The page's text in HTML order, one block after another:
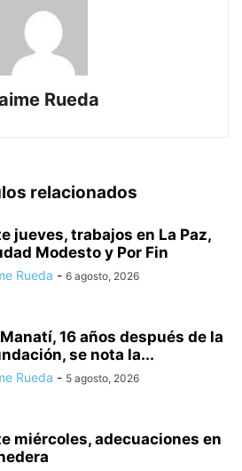
Rueda
relacionados
jueves, trabajos en La Paz,
Modesto y Por Fin
Rueda - 6 agosto, 2026
16 años después de la
se nota la...
Rueda - 5 agosto, 2026
miércoles, adecuaciones en